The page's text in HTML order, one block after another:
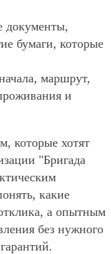
документы,
бумаги, которые
маршрут,
и
которые хотят
"Бригада
какие
а опытным
без нужного